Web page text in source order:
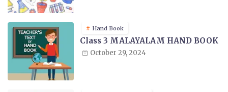
Hand Book
Class 3 MALAYALAM HAND BOOK
October 29, 2024